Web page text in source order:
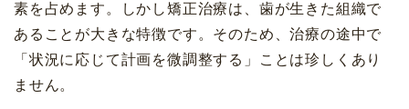
素を占めます。しかし矯正治療は、歯が生きた組織で
あることが大きな特徴です。そのため、治療の途中で
「状況に応じて計画を微調整する」ことは珍しくあり
ません。